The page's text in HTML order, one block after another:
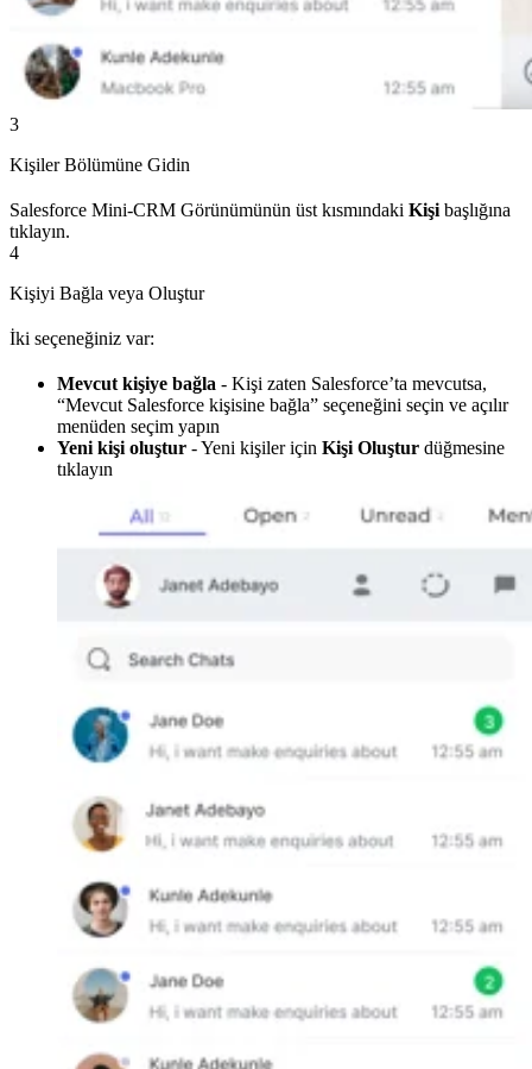
3
Kişiler Bölümüne Gidin
Salesforce Mini-CRM Görünümünün üst kısmındaki Kişi başlığına
tıklayın.
4
Kişiyi Bağla veya Oluştur
İki seçeneğiniz var:
Mevcut kişiye bağla - Kişi zaten Salesforce’ta mevcutsa,
“Mevcut Salesforce kişisine bağla” seçeneğini seçin ve açılır
menüden seçim yapın
Yeni kişi oluştur - Yeni kişiler için Kişi Oluştur düğmesine
tıklayın